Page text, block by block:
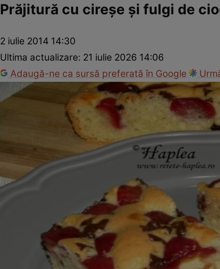
Prăjitură cu cireşe şi fulgi de
2 iulie 2014 14:30
Ultima actualizare: 21 iulie 2026 14:06
Adaugă-ne ca sursă preferată în Google